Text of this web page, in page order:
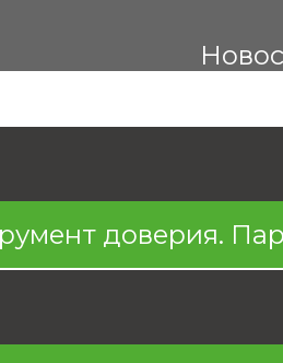
доверия.